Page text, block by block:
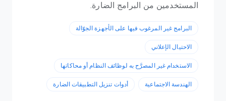
المستخدمين من البرامج الضارة.
البرامج غير المرغوب فيها على الأجهزة الجوّالة
الاحتيال الإعلاني
الاستخدام غير المصرَّح به لوظائف النظام أو محاكاتها
الهندسة الاجتماعية أدوات تنزيل التطبيقات الضارة